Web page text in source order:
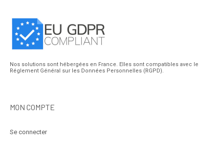
Nos solutions sont hébergées en France. Elles sont compatibles avec le
Réglement Général sur les Données Personnelles (RGPD).
MON COMPTE
Se connecter